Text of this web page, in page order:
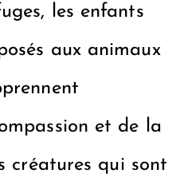
les enfants
aux animaux
et de la
créatures qui sont